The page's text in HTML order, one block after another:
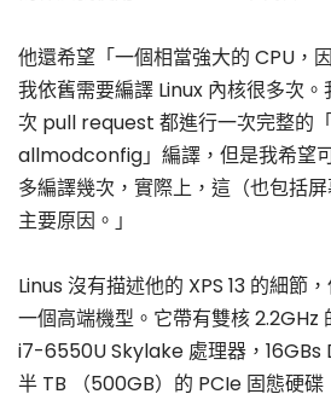
他還希望「一個相當強大的 CPU，
我依舊需要編譯 Linux 內核很多次
次 pull request 都進行一次完整的
allmodconfig」編譯，但是我希望
多編譯幾次，實際上，這（也包括
主要原因。」
Linus 沒有描述他的 XPS 13 的細節
一個高端機型。它帶有雙核 2.2GHz
i7-6550U Skylake 處理器，16GBs
半 TB （500GB）的 PCIe 固態硬碟